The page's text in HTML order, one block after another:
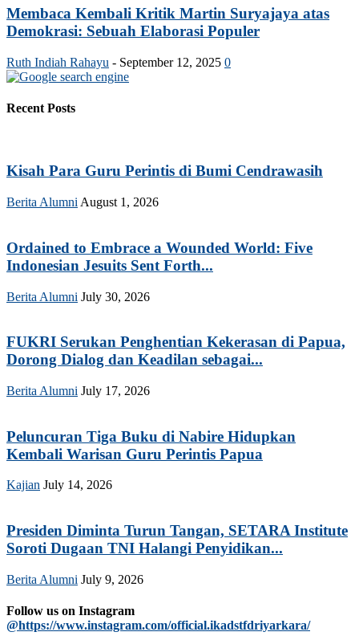
Membaca Kembali Kritik Martin Suryajaya atas
Demokrasi: Sebuah Elaborasi Populer
Ruth Indiah Rahayu - September 12, 2025 0
Recent Posts
Kisah Para Guru Perintis di Bumi Cendrawasih
Berita Alumni August 1, 2026
Ordained to Embrace a Wounded World: Five
Indonesian Jesuits Sent Forth...
Berita Alumni July 30, 2026
FUKRI Serukan Penghentian Kekerasan di Papua,
Dorong Dialog dan Keadilan sebagai...
Berita Alumni July 17, 2026
Peluncuran Tiga Buku di Nabire Hidupkan
Kembali Warisan Guru Perintis Papua
Kajian July 14, 2026
Presiden Diminta Turun Tangan, SETARA Institute
Soroti Dugaan TNI Halangi Penyidikan...
Berita Alumni July 9, 2026
Follow us on Instagram
@https://www.instagram.com/official.ikadstfdriyarkara/